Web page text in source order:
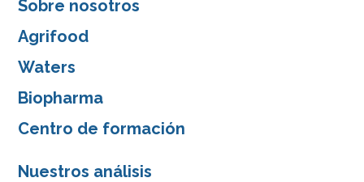
Sobre nosotros
Agrifood
Waters
Biopharma
Centro de formación
Nuestros análisis